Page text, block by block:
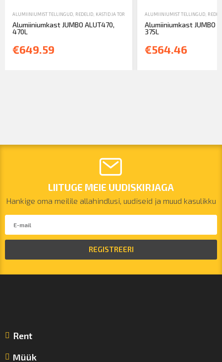
ALUMIINIUMIST TELLINGUD, REDELID, KASTID JA TORNID ALUMIINIUMKARBID,MÜÜK
Alumiiniumkast JUMBO ALUT470,
470L
€649.59
ALUMIINIUMIST TELLINGUD,
Alumiiniumkast JUMBO
375L
€564.46
LIITUGE MEIE UUDISKIRJAGA
Hankige oma meilile allahindlusi, uudiseid ja muud kasulikku
REGISTREERI
Rent
Müük